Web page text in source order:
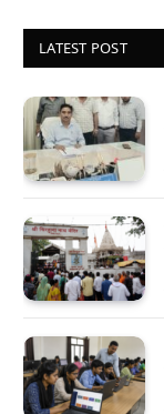
LATEST POST